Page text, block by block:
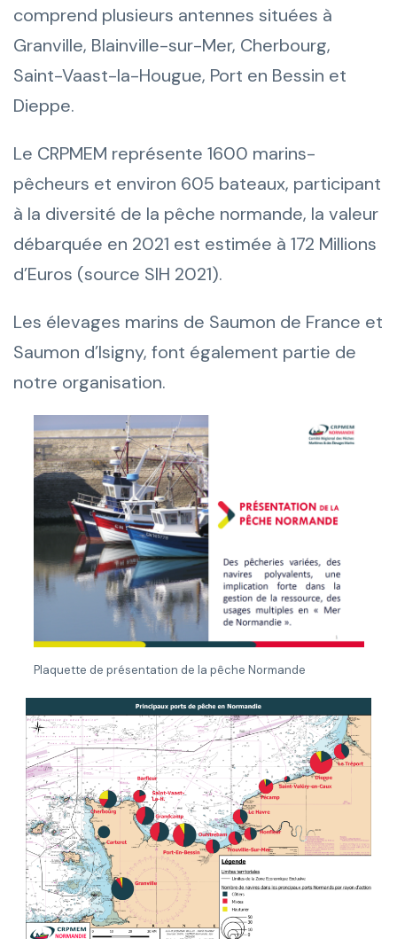
comprend plusieurs antennes situées à
Granville, Blainville-sur-Mer, Cherbourg,
Saint-Vaast-la-Hougue, Port en Bessin et
Dieppe.
Le CRPMEM représente 1600 marins-
pêcheurs et environ 605 bateaux, participant
à la diversité de la pêche normande, la valeur
débarquée en 2021 est estimée à 172 Millions
d’Euros (source SIH 2021).
Les élevages marins de Saumon de France et
Saumon d’Isigny, font également partie de
notre organisation.
Plaquette de présentation de la pêche Normande